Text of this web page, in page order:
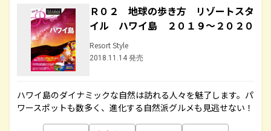
Ｒ０２ 地球の歩き方 リゾートスタ
イル ハワイ島 ２０１９～２０２０
Resort Style
2018.11.14 発売
ハワイ島のダイナミックな自然は訪れる人々を魅了します。パ
ワースポットも数多く、進化する自然派グルメも見逃せない！